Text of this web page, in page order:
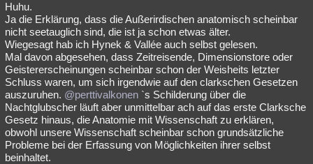
Huhu.
Ja die Erklärung, dass die Außerirdischen anatomisch scheinbar
nicht seetauglich sind, die ist ja schon etwas älter.
Wiegesagt hab ich Hynek & Vallée auch selbst gelesen.
Mal davon abgesehen, dass Zeitreisende, Dimensionstore oder
Geistererscheinungen scheinbar schon der Weisheits letzter
Schluss waren, um sich irgendwie auf den clarkschen Gesetzen
auszuruhen. @perttivalkonen `s Schilderung über die
Nachtglubscher läuft aber unmittelbar ach auf das erste Clarksche
Gesetz hinaus, die Anatomie mit Wissenschaft zu erklären,
obwohl unsere Wissenschaft scheinbar schon grundsätzliche
Probleme bei der Erfassung von Möglichkeiten ihrer selbst
beinhaltet.